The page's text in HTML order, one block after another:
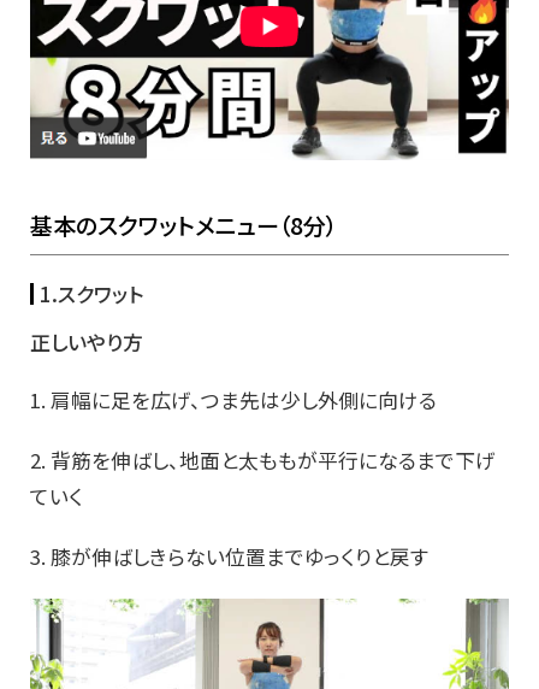
基本のスクワットメニュー（8分）
1.スクワット
正しいやり方
1. 肩幅に足を広げ、つま先は少し外側に向ける
2. 背筋を伸ばし、地面と太ももが平行になるまで下げ
ていく
3. 膝が伸ばしきらない位置までゆっくりと戻す